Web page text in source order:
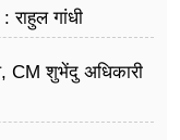
राहुल गांधी
CM शुभेंदु अधिकारी